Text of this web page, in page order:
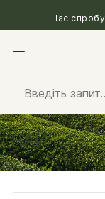
Нас
Головна/Чай/
ЧАЙ